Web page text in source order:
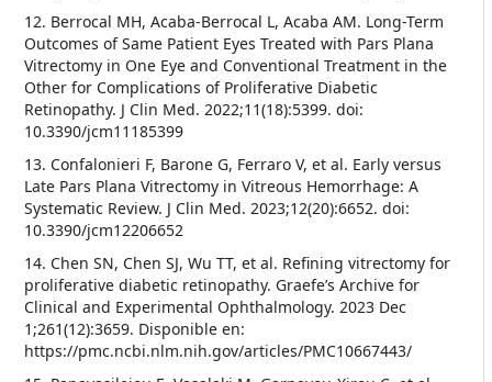
12. Berrocal MH, Acaba-Berrocal L, Acaba AM. Long-Term
Outcomes of Same Patient Eyes Treated with Pars Plana
Vitrectomy in One Eye and Conventional Treatment in the
Other for Complications of Proliferative Diabetic
Retinopathy. J Clin Med. 2022;11(18):5399. doi:
10.3390/jcm11185399
13. Confalonieri F, Barone G, Ferraro V, et al. Early versus
Late Pars Plana Vitrectomy in Vitreous Hemorrhage: A
Systematic Review. J Clin Med. 2023;12(20):6652. doi:
10.3390/jcm12206652
14. Chen SN, Chen SJ, Wu TT, et al. Refining vitrectomy for
proliferative diabetic retinopathy. Graefe’s Archive for
Clinical and Experimental Ophthalmology. 2023 Dec
1;261(12):3659. Disponible en:
https://pmc.ncbi.nlm.nih.gov/articles/PMC10667443/